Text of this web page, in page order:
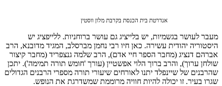
אנדרטת בית הכנסת בקרבת מלון ווסטין
מעבר לעושר בגשמיות, יש בלייציג גם עושר ברוחניות. ללייפציג יש
היסטוריה יהודית עשירה. כאן חיו רבי נחמן מברסלב, המגיד מדובנא, הרב
אברהם דנציג (מחבר הספר חיי אדם), הרב שלמה גנצפריד (מחבר קיצור
שולחן ערוך), והרב ברוך הלוי אפשטיין (עורך 'חומש תורה תמימה'). יתכן
שהרבנים של שיינפלד יתנו לאורחים שיעורי תורה מספרי הרבנים הגדולים
שגרו בעיר. זו יכולה להיות חוויה מרוממת שמשדרגת את הנופש.